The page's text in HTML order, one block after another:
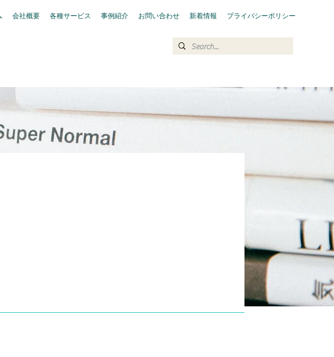
会社概要 各種サービス 事例紹介 お問い合わせ 新着情報 プライバシーポリシー